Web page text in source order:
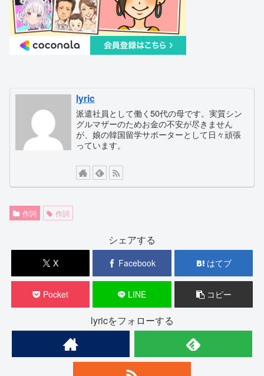
lyric
派遣社員として働く50代の母です。実質シン
グルマザーのためお金の不安が尽きません
が、娘の韓国留学サポーターとして日々頑張
っています。
作詞 作詞
シェアする
X Facebook はてブ
Pocket LINE コピー
lyricをフォローする